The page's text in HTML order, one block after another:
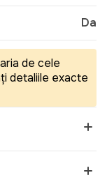
Da
de cele
detaliile exacte